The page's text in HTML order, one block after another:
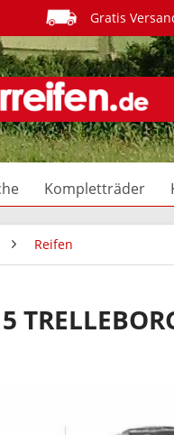
Gratis
Kompletträder
Reifen